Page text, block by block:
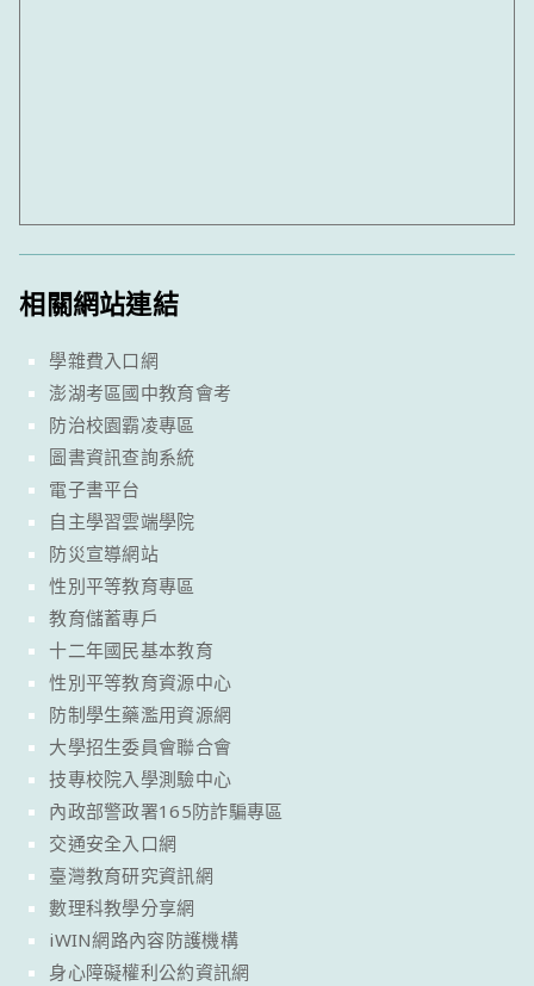
相關網站連結
學雜費入口網
澎湖考區國中教育會考
防治校園霸凌專區
圖書資訊查詢系統
電子書平台
自主學習雲端學院
防災宣導網站
性別平等教育專區
教育儲蓄專戶
十二年國民基本教育
性別平等教育資源中心
防制學生藥濫用資源網
大學招生委員會聯合會
技專校院入學測驗中心
內政部警政署165防詐騙專區
交通安全入口網
臺灣教育研究資訊網
數理科教學分享網
iWIN網路內容防護機構
身心障礙權利公約資訊網